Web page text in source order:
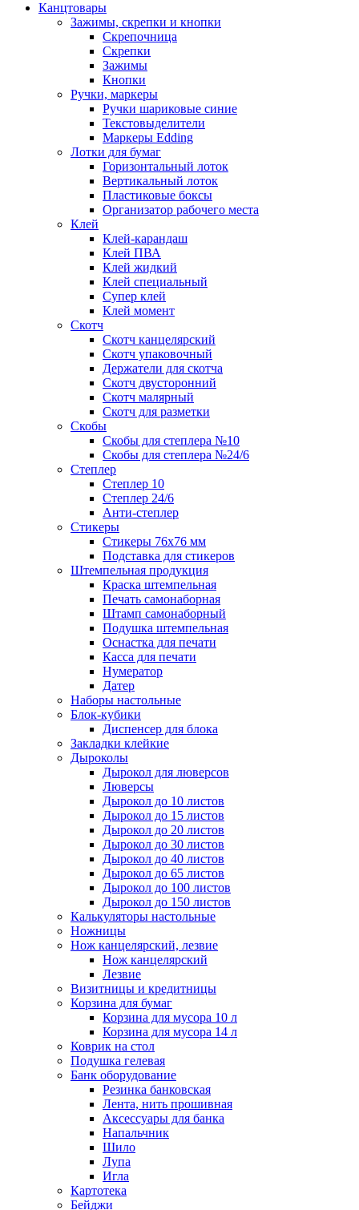
Канцтовары
Зажимы, скрепки и кнопки
Скрепочница
Скрепки
Зажимы
Кнопки
Ручки, маркеры
Ручки шариковые синие
Текстовыделители
Маркеры Edding
Лотки для бумаг
Горизонтальный лоток
Вертикальный лоток
Пластиковые боксы
Организатор рабочего места
Клей
Клей-карандаш
Клей ПВА
Клей жидкий
Клей специальный
Супер клей
Клей момент
Скотч
Скотч канцелярский
Скотч упаковочный
Держатели для скотча
Скотч двусторонний
Скотч малярный
Скотч для разметки
Скобы
Скобы для степлера №10
Скобы для степлера №24/6
Степлер
Степлер 10
Степлер 24/6
Анти-степлер
Стикеры
Стикеры 76x76 мм
Подставка для стикеров
Штемпельная продукция
Краска штемпельная
Печать самонаборная
Штамп самонаборный
Подушка штемпельная
Оснастка для печати
Касса для печати
Нумератор
Датер
Наборы настольные
Блок-кубики
Диспенсер для блока
Закладки клейкие
Дыроколы
Дырокол для люверсов
Люверсы
Дырокол до 10 листов
Дырокол до 15 листов
Дырокол до 20 листов
Дырокол до 30 листов
Дырокол до 40 листов
Дырокол до 65 листов
Дырокол до 100 листов
Дырокол до 150 листов
Калькуляторы настольные
Ножницы
Нож канцелярский, лезвие
Нож канцелярский
Лезвие
Визитницы и кредитницы
Корзина для бумаг
Корзина для мусора 10 л
Корзина для мусора 14 л
Коврик на стол
Подушка гелевая
Банк оборудование
Резинка банковская
Лента, нить прошивная
Аксессуары для банка
Напальчник
Шило
Лупа
Игла
Картотека
Бейджи